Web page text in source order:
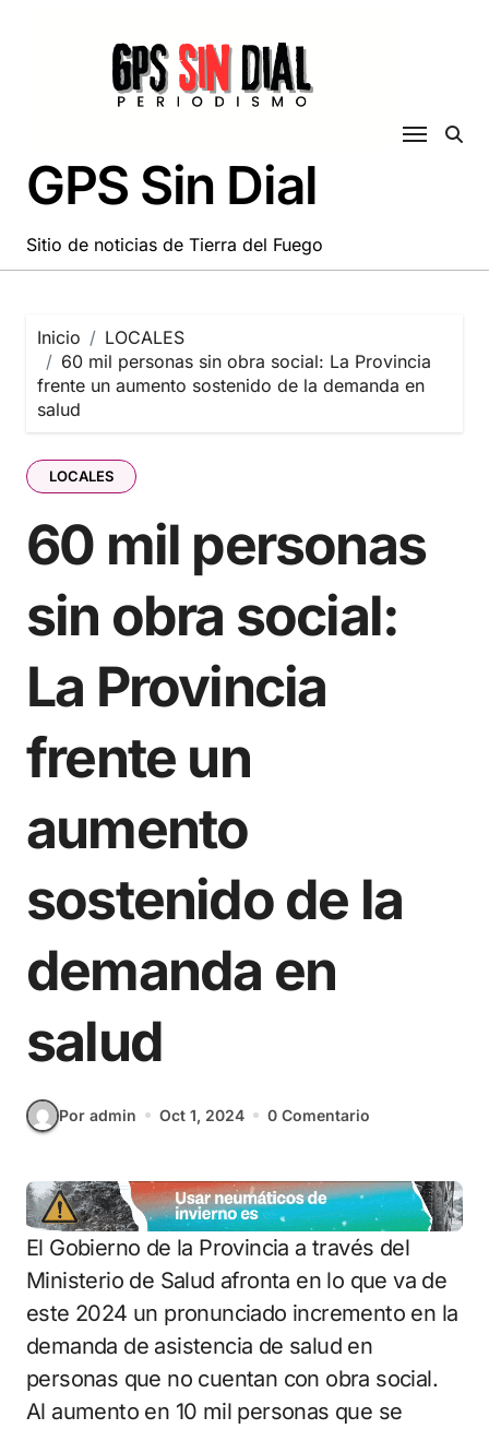
GPS Sin Dial
Sitio de noticias de Tierra del Fuego
Inicio
LOCALES
60 mil personas sin obra social: La Provincia
frente un aumento sostenido de la demanda en
salud
LOCALES
60 mil personas
sin obra social:
La Provincia
frente un
aumento
sostenido de la
demanda en
salud
Por admin Oct 1, 2024 0 Comentario
El Gobierno de la Provincia a través del
Ministerio de Salud afronta en lo que va de
este 2024 un pronunciado incremento en la
demanda de asistencia de salud en
personas que no cuentan con obra social.
Al aumento en 10 mil personas que se